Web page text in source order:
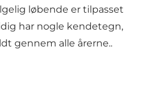
løbende er tilpasset
har nogle kendetegn,
gennem alle årerne..